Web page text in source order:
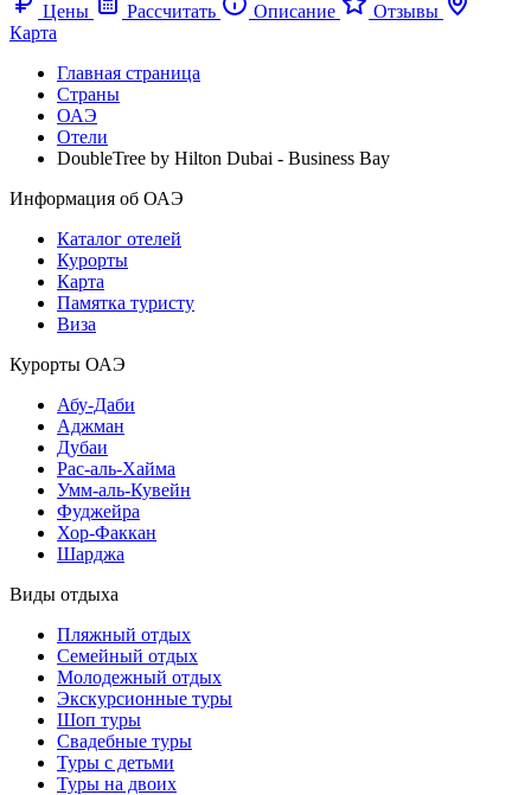
Цены
Рассчитать Описание
Отзывы
Карта
Главная страница
Cтраны
ОАЭ
Отели
DoubleTree by Hilton Dubai - Business Bay
Информация об ОАЭ
Каталог отелей
Курорты
Карта
Памятка туристу
Виза
Курорты ОАЭ
Абу-Даби
Аджман
Дубаи
Рас-аль-Хайма
Умм-аль-Кувейн
Фуджейра
Хор-Факкан
Шарджа
Виды отдыха
Пляжный отдых
Семейный отдых
Молодежный отдых
Экскурсионные туры
Шоп туры
Свадебные туры
Туры с детьми
Туры на двоих